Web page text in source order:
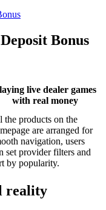
Bonus
live dealer games
with real money
the products on the
are arranged for
navigation, users
set provider filters and
by popularity.
reality